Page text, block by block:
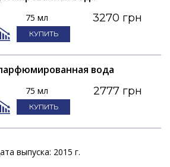
75 мл 3270 грн
КУПИТЬ
вода
75 мл 2777 грн
КУПИТЬ
выпуска: 2015 г.